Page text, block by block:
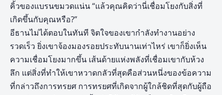
คิ้วของแบรนขมวดแน่น “แล้วคุณคิดว่านี่เชื่อมโยงกับสิ่งที่
เกิดขึ้นกับคุณหรือ?”
อีธานไม่ได้ตอบในทันที จิตใจของเขากำลังทำงานอย่าง
รวดเร็ว ยิ่งเขาจ้องมองรอยประทับนานเท่าไหร่ เขาก็ยิ่งเห็น
ความเชื่อมโยงมากขึ้น เส้นด้ายแห่งพลังที่เชื่อมเขากับห้วง
ลึก แต่สิ่งที่ทำให้เขาหวาดกลัวที่สุดคือส่วนหนึ่งของข้อความ
ที่กล่าวถึงการทรยศ การทรยศที่เกิดจากผู้ใกล้ชิดที่สุดกับผู้ถือ